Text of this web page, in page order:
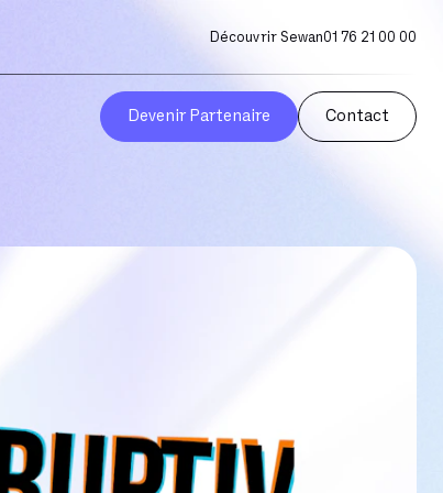
Découvrir Sewan01 76 21 00 00
Devenir Partenaire Contact